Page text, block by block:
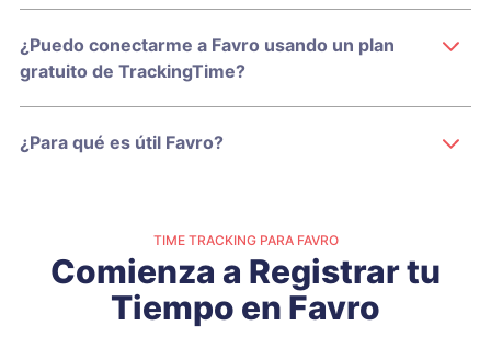
¿Puedo conectarme a Favro usando un plan
gratuito de TrackingTime?
¿Para qué es útil Favro?
TIME TRACKING PARA FAVRO
Comienza a Registrar tu
Tiempo en Favro